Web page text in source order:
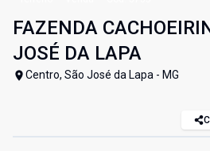
FAZENDA
JOSÉ DA LAPA
Centro, São José da Lapa - MG